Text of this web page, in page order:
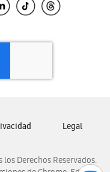
Derechos Reservados.
Legal